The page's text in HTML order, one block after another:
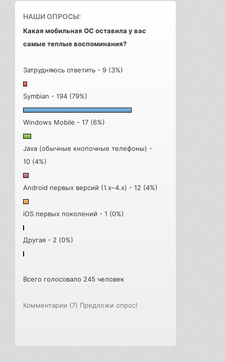
НАШИ ОПРОСЫ:
Какая мобильная ОС оставила у вас
самые теплые воспоминания?
Затрудняюсь ответить - 9 (3%)
Symbian - 194 (79%)
Windows Mobile - 17 (6%)
Java (обычные кнопочные телефоны) -
10 (4%)
Android первых версий (1.x–4.x) - 12 (4%)
iOS первых поколений - 1 (0%)
Другая - 2 (0%)
Всего голосовало 245 человек
Комментарии (7) Предложи опрос!